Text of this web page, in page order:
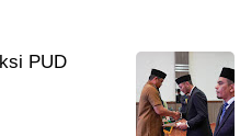
PUD